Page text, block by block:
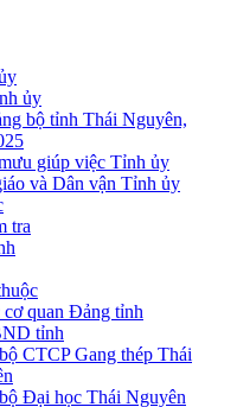
ủy
bộ tỉnh Thái Nguyên,
giúp việc Tỉnh ủy
và Dân vận Tỉnh ủy
tra
quan Đảng tỉnh
tỉnh
CTCP Gang thép Thái
Đại học Thái Nguyên